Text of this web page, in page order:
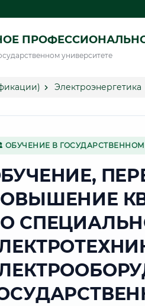
университете
Электроэнергетика
ОБУЧЕНИЕ В ГОСУДАРСТВЕННОМ